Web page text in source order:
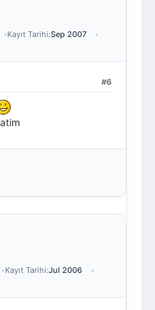
Kayıt Tarihi:Sep 2007
#6
Kayıt Tarihi:Jul 2006